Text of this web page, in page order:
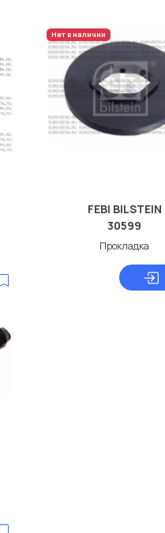
Нет в наличии
FEBI BILSTEIN
30599
Прокладка